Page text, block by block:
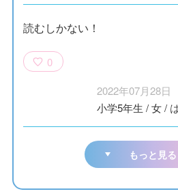
読むしかない！
0
2022年07月28日
小学5年生 /女/
もっと見る